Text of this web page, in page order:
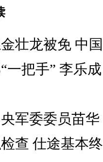
壮龙被免 中国
一把手” 李乐成
军委委员苗华
查 仕途基本终